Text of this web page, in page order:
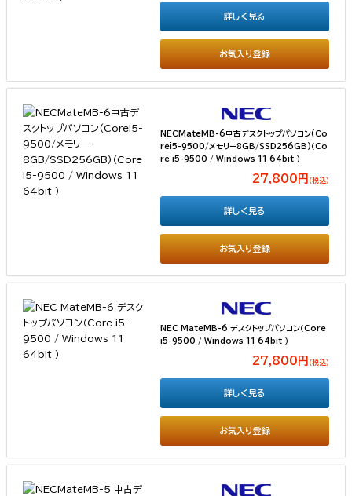
お気入り登録
詳しく見る
NECMateMB-6中古デスクトップパソコン(Co
rei5-9500/メモリー8GB/SSD256GB)（Co
re i5-9500 / Windows 11 64bit ）
27,800円 （税込）
お気入り登録
詳しく見る
NEC MateMB-6 デスクトップパソコン（Core
i5-9500 / Windows 11 64bit ）
27,800円 （税込）
お気入り登録
詳しく見る